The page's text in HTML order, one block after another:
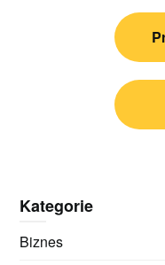
Nawigacja
Kategorie
Biznes